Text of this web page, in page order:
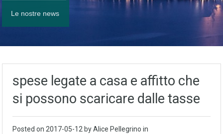
Le nostre news
spese legate a casa e affitto che
si possono scaricare dalle tasse
Posted on 2017-05-12 by Alice Pellegrino in